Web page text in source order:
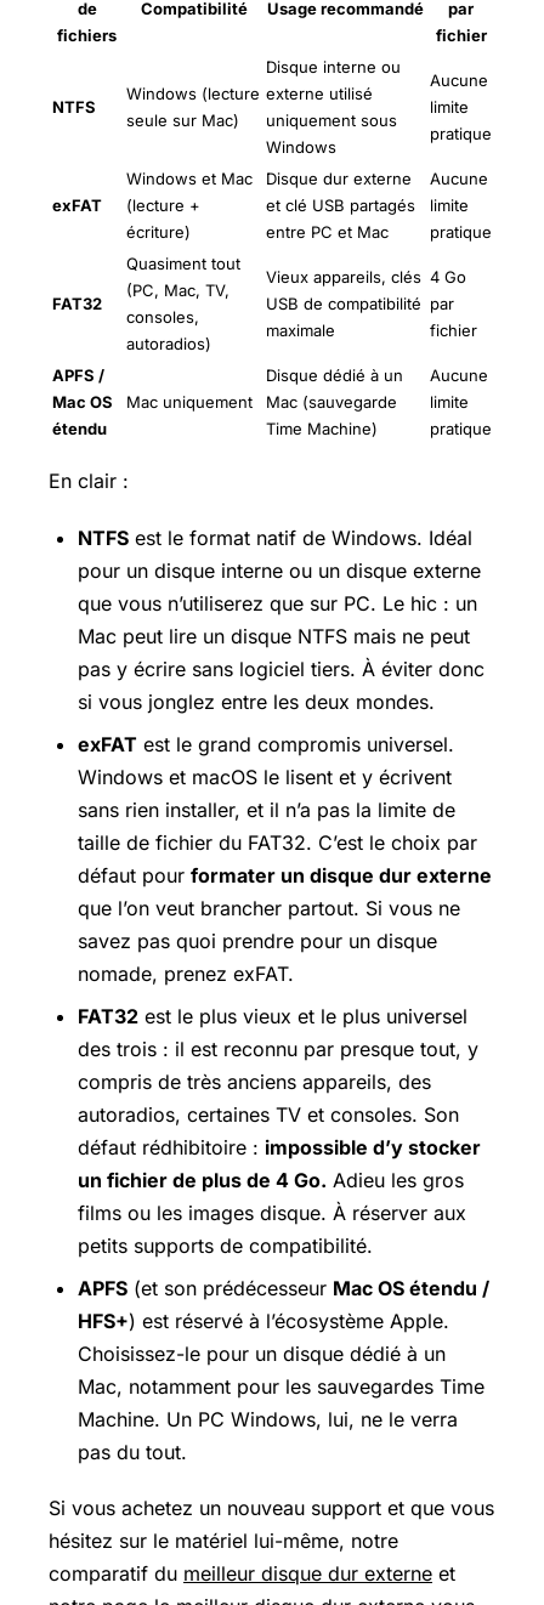
de
fichiers
Compatibilité Usage recommandé
par
fichier
NTFS
Windows (lecture
seule sur Mac)
Disque interne ou
externe utilisé
uniquement sous
Windows
Aucune
limite
pratique
exFAT
Windows et Mac
(lecture +
écriture)
Disque dur externe
et clé USB partagés
entre PC et Mac
Aucune
limite
pratique
FAT32
Quasiment tout
(PC, Mac, TV,
consoles,
autoradios)
Vieux appareils, clés
USB de compatibilité
maximale
4 Go
par
fichier
APFS /
Mac OS
étendu
Mac uniquement
Disque dédié à un
Mac (sauvegarde
Time Machine)
Aucune
limite
pratique
En clair :
NTFS est le format natif de Windows. Idéal
pour un disque interne ou un disque externe
que vous n’utiliserez que sur PC. Le hic : un
Mac peut lire un disque NTFS mais ne peut
pas y écrire sans logiciel tiers. À éviter donc
si vous jonglez entre les deux mondes.
exFAT est le grand compromis universel.
Windows et macOS le lisent et y écrivent
sans rien installer, et il n’a pas la limite de
taille de fichier du FAT32. C’est le choix par
défaut pour formater un disque dur externe
que l’on veut brancher partout. Si vous ne
savez pas quoi prendre pour un disque
nomade, prenez exFAT.
FAT32 est le plus vieux et le plus universel
des trois : il est reconnu par presque tout, y
compris de très anciens appareils, des
autoradios, certaines TV et consoles. Son
défaut rédhibitoire : impossible d’y stocker
un fichier de plus de 4 Go. Adieu les gros
films ou les images disque. À réserver aux
petits supports de compatibilité.
APFS (et son prédécesseur Mac OS étendu /
HFS+) est réservé à l’écosystème Apple.
Choisissez-le pour un disque dédié à un
Mac, notamment pour les sauvegardes Time
Machine. Un PC Windows, lui, ne le verra
pas du tout.
Si vous achetez un nouveau support et que vous
hésitez sur le matériel lui-même, notre
comparatif du meilleur disque dur externe et